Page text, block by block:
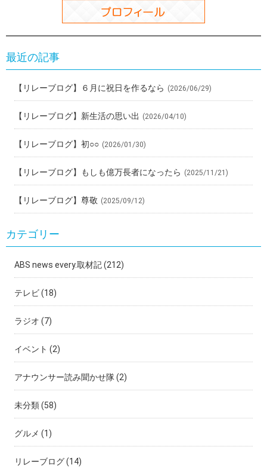
最近の記事
【リレーブログ】６月に祝日を作るなら (2026/06/29)
【リレーブログ】新生活の思い出 (2026/04/10)
【リレーブログ】初○○ (2026/01/30)
【リレーブログ】もしも億万長者になったら (2025/11/21)
【リレーブログ】尊敬 (2025/09/12)
カテゴリー
ABS news every.取材記(212)
テレビ(18)
ラジオ (7)
イベント (2)
アナウンサー読み聞かせ隊(2)
未分類(58)
グルメ (1)
リレーブログ(14)